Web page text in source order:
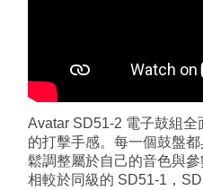
Avatar SD51-2 電子鼓組
的打擊手感。每一個鼓盤
鬆調整屬於自己的音色與參
相較於同級的 SD51-1，